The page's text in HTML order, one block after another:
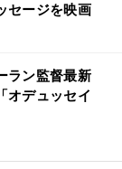
セージを映画
ラン監督最新
オデュッセイ